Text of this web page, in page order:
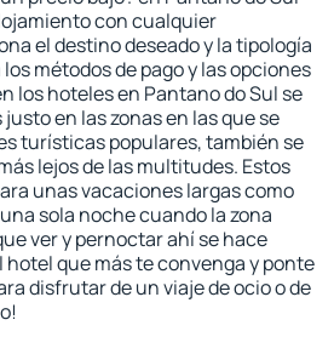
con cualquier
el destino deseado y la tipología
métodos de pago y las opciones
los hoteles en Pantano do Sul se
en las zonas en las que se
turísticas populares, también se
lejos de las multitudes. Estos
unas vacaciones largas como
sola noche cuando la zona
ver y pernoctar ahí se hace
hotel que más te convenga y ponte
disfrutar de un viaje de ocio o de